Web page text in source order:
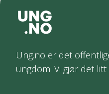
Ung.no er det
ungdom. Vi gjør det